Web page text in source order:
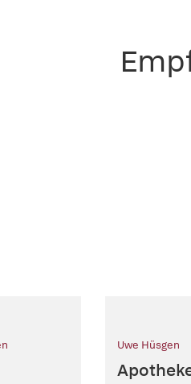
Uwe Hüsgen